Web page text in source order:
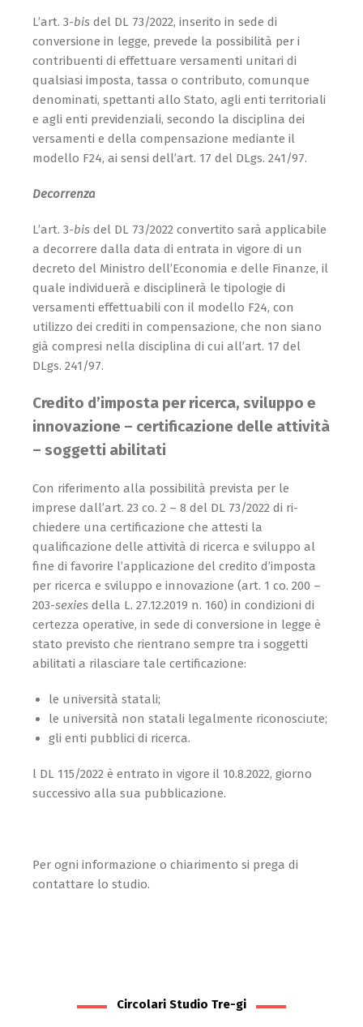
L’art. 3-bis del DL 73/2022, inserito in sede di
conversione in legge, prevede la possibilità per i
contribuenti di effettuare versamenti unitari di
qualsiasi imposta, tassa o contributo, comunque
denominati, spettanti allo Stato, agli enti territoriali
e agli enti previdenziali, secondo la disciplina dei
versamenti e della compensazione mediante il
modello F24, ai sensi dell’art. 17 del DLgs. 241/97.
Decorrenza
L’art. 3-bis del DL 73/2022 convertito sarà applicabile
a decorrere dalla data di entrata in vigore di un
decreto del Ministro dell’Economia e delle Finanze, il
quale individuerà e disciplinerà le tipologie di
versamenti effettuabili con il modello F24, con
utilizzo dei crediti in compensazione, che non sia­no
già compresi nella disciplina di cui all’art. 17 del
DLgs. 241/97.
Credito d’imposta per ricerca, sviluppo e
innovazione – certificazione delle attività
– soggetti abilitati
Con riferimento alla possibilità prevista per le
imprese dall’art. 23 co. 2 – 8 del DL 73/2022 di ri­
chiedere una certificazione che attesti la
qualificazione delle attività di ricerca e sviluppo al
fine di favorire l’applicazione del credito d’imposta
per ricerca e sviluppo e innovazione (art. 1 co. 200 –
203-sexies della L. 27.12.2019 n. 160) in condizioni di
certezza operative, in sede di conversione in legge è
stato previsto che rientrano sempre tra i soggetti
abilitati a rilasciare tale certificazione:
le università statali;
le università non statali legalmente riconosciute;
gli enti pubblici di ricerca.
l DL 115/2022 è entrato in vigore il 10.8.2022, giorno
successivo alla sua pubblicazione.
Per ogni informazione o chiarimento si prega di
contattare lo studio.
Circolari Studio Tre-gi